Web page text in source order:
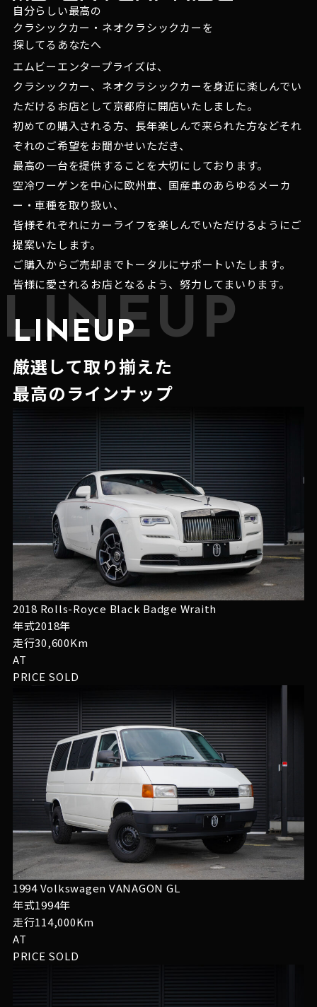
自分らしい最高の
クラシックカー・ネオクラシックカーを
探してるあなたへ
エムビーエンタープライズは、
クラシックカー、ネオクラシックカーを身近に楽しんでい
ただけるお店として京都府に開店いたしました。
初めての購入される方、長年楽しんで来られた方などそれ
ぞれのご希望をお聞かせいただき、
最高の一台を提供することを大切にしております。
空冷ワーゲンを中心に欧州車、国産車のあらゆるメーカ
ー・車種を取り扱い、
皆様それぞれにカーライフを楽しんでいただけるようにご
提案いたします。
ご購入からご売却までトータルにサポートいたします。
皆様に愛されるお店となるよう、努力してまいります。
LINEUP
LINEUP
厳選して取り揃えた
最高のラインナップ
2018 Rolls-Royce Black Badge Wraith
年式2018年
走行30,600Km
AT
PRICE SOLD
1994 Volkswagen VANAGON GL
年式1994年
走行114,000Km
AT
PRICE SOLD